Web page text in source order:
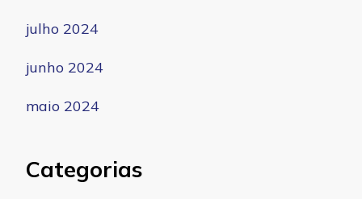
julho 2024
junho 2024
maio 2024
Categorias